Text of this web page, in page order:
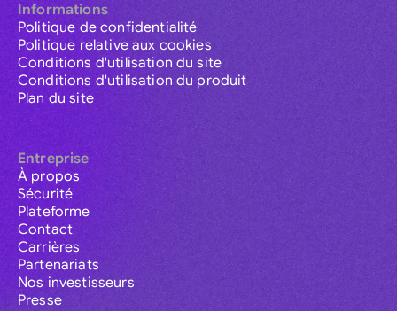
Informations
Politique de confidentialité
Politique relative aux cookies
Conditions d'utilisation du site
Conditions d'utilisation du produit
Plan du site
Entreprise
À propos
Sécurité
Plateforme
Contact
Carrières
Partenariats
Nos investisseurs
Presse